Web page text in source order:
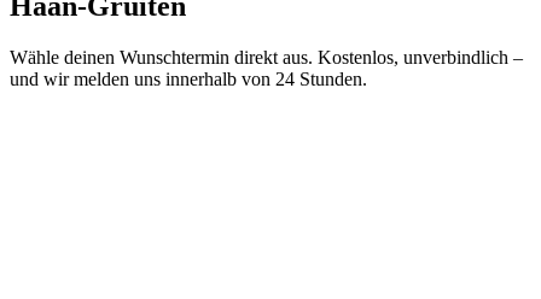
Wähle deinen Wunschtermin direkt aus. Kostenlos, unverbindlich –
und wir melden uns innerhalb von 24 Stunden.